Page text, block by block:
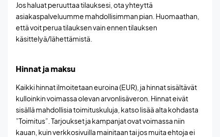
Jos haluat peruuttaa tilauksesi, ota yhteyttä
asiakaspalveluumme mahdollisimman pian. Huomaathan,
että voit perua tilauksen vain ennen tilauksen
käsittelyä/lähettämistä.
Hinnat ja maksu
Kaikki hinnat ilmoitetaan euroina (EUR), ja hinnat sisältävät
kulloinkin voimassa olevan arvonlisäveron. Hinnat eivät
sisällä mahdollisia toimituskuluja, katso lisää alta kohdasta
”Toimitus”. Tarjoukset ja kampanjat ovat voimassa niin
kauan, kuin verkkosivuilla mainitaan tai jos muita ehtoja ei